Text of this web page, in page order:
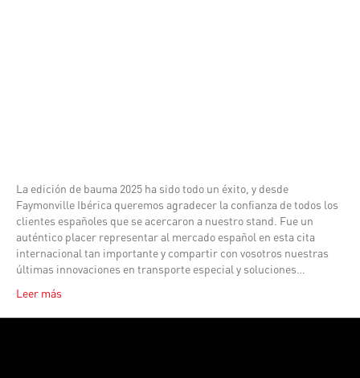
La edición de bauma 2025 ha sido todo un éxito, y desde
Faymonville Ibérica queremos agradecer la confianza de todos los
clientes españoles que se acercaron a nuestro stand. Fue un
auténtico placer representar al mercado español en esta cita
internacional tan importante y compartir con vosotros nuestras
últimas innovaciones en transporte especial y soluciones…
Leer más